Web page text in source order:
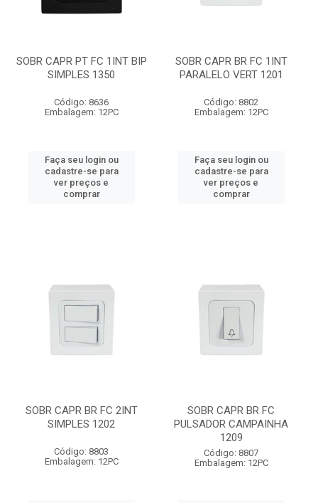
SOBR CAPR PT FC 1INT BIP
SIMPLES 1350
Código: 8636
Embalagem: 12PC
Faça seu login ou
cadastre-se para
ver preços e
comprar
SOBR CAPR BR FC 1INT
PARALELO VERT 1201
Código: 8802
Embalagem: 12PC
Faça seu login ou
cadastre-se para
ver preços e
comprar
SOBR CAPR BR FC 2INT
SIMPLES 1202
Código: 8803
Embalagem: 12PC
SOBR CAPR BR FC
PULSADOR CAMPAINHA
1209
Código: 8807
Embalagem: 12PC